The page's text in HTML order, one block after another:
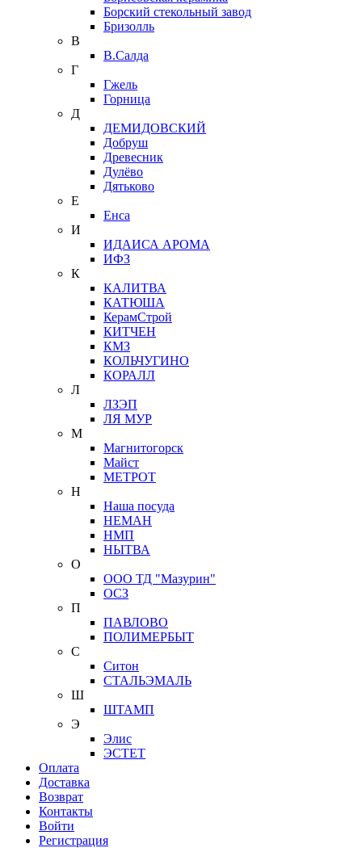
Борский стекольный завод
Бризолль
В
В.Салда
Г
Гжель
Горница
Д
ДЕМИДОВСКИЙ
Добруш
Древесник
Дулёво
Дятьково
Е
Енса
И
ИДАИСА АРОМА
ИФЗ
К
КАЛИТВА
КАТЮША
КерамСтрой
КИТЧЕН
КМЗ
КОЛЬЧУГИНО
КОРАЛЛ
Л
ЛЗЭП
ЛЯ МУР
М
Магнитогорск
Майст
МЕТРОТ
Н
Наша посуда
НЕМАН
НМП
НЫТВА
О
ООО ТД "Мазурин"
ОСЗ
П
ПАВЛОВО
ПОЛИМЕРБЫТ
С
Ситон
СТАЛЬЭМАЛЬ
Ш
ШТАМП
Э
Элис
ЭСТЕТ
Оплата
Доставка
Возврат
Контакты
Войти
Регистрация